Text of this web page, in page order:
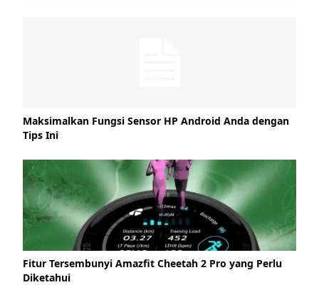
Maksimalkan Fungsi Sensor HP Android Anda dengan
Tips Ini
Fitur Tersembunyi Amazfit Cheetah 2 Pro yang Perlu
Diketahui